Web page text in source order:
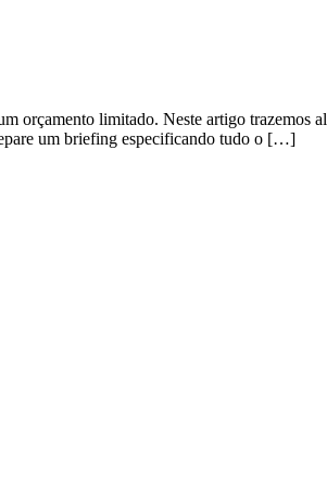
orçamento limitado. Neste artigo trazemos
um briefing especificando tudo o […]